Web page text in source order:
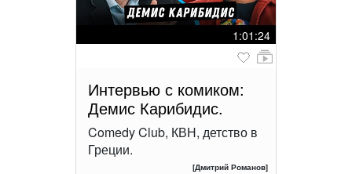
1:01:24
Интервью с комиком:
Демис Карибидис.
Comedy Club, КВН, детство в
Греции.
[Дмитрий Романов]